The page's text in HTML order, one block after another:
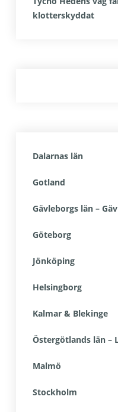
klotterskyddat
Dalarnas län
Gotland
Gävleborgs län –
Göteborg
Jönköping
Helsingborg
Kalmar & Blekinge
Östergötlands län
Malmö
Stockholm